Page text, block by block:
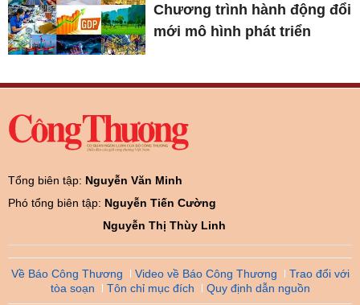
Chương trình hành động đổi
mới mô hình phát triển
Tổng biên tập: Nguyễn Văn Minh
Phó tổng biên tập: Nguyễn Tiến Cường
Nguyễn Thị Thùy Linh
Về Báo Công Thương Video về Báo Công Thương
Trao đổi với
tòa soạn
Tôn chỉ mục đích Quy định dẫn nguồn